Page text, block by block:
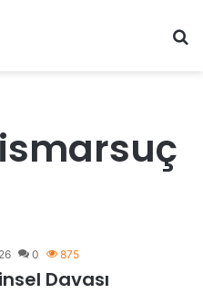
0 875
Davası